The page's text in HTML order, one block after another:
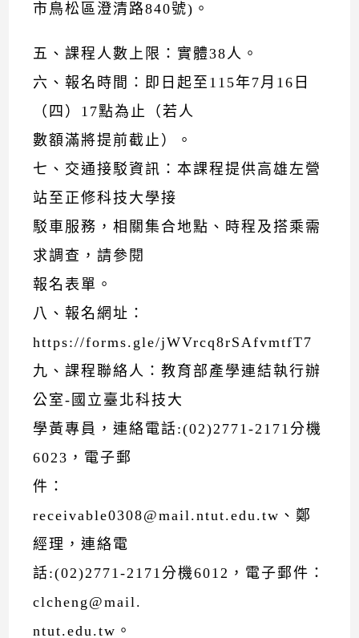
市鳥松區澄清路840號)。
五、課程人數上限：實體38人。
六、報名時間：即日起至115年7月16日
（四）17點為止（若人
數額滿將提前截止）。
七、交通接駁資訊：本課程提供高雄左營
站至正修科技大學接
駁車服務，相關集合地點、時程及搭乘需
求調查，請參閱
報名表單。
八、報名網址：
https://forms.gle/jWVrcq8rSAfvmtfT7
九、課程聯絡人：教育部產學連結執行辦
公室-國立臺北科技大
學黃專員，連絡電話:(02)2771-2171分機
6023，電子郵
件：
receivable0308@mail.ntut.edu.tw、鄭
經理，連絡電
話:(02)2771-2171分機6012，電子郵件：
clcheng@mail.
ntut.edu.tw。